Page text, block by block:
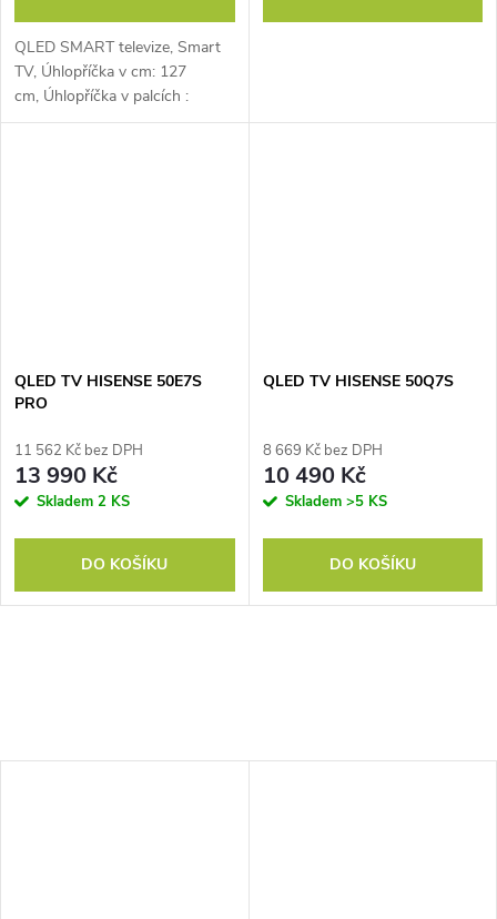
QLED SMART televize, Smart
TV, Úhlopříčka v cm: 127
cm, Úhlopříčka v palcích :
50", Rozlišení: 4K - UHD 3840
QLED TV HISENSE 50E7S
PRO
11 562 Kč bez DPH
13 990 Kč
Skladem 2 KS
DO KOŠÍKU
QLED TV HISENSE 50Q7S
8 669 Kč bez DPH
10 490 Kč
Skladem >5 KS
DO KOŠÍKU